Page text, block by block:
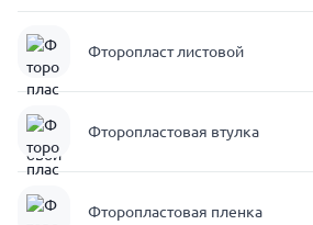
Фторопласт листовой
Фторопластовая втулка
Фторопластовая пленка